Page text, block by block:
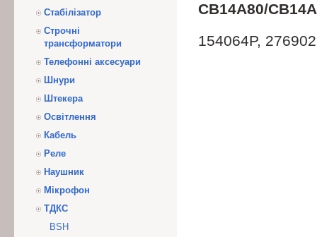
Стабілізатор
Строчні
трансформатори
Телефонні аксесуари
Шнури
Штекера
Освітлення
Кабель
Реле
Наушник
Мікрофон
ТДКС
BSH
CB14A80/
154064P,